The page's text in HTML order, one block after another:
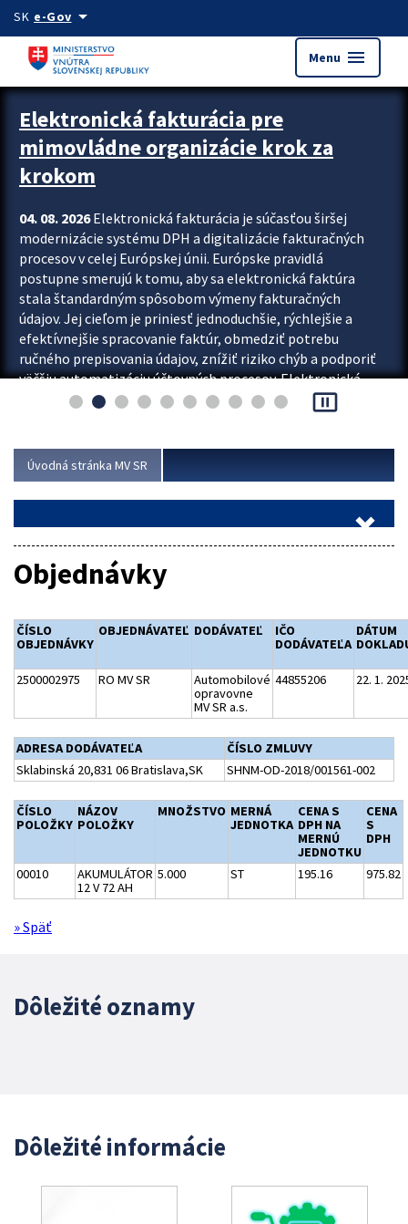
Preskocit na hlavný obsah
SK e-Govarrow_drop_down
Menu menu
Zastavit automatický posun upútavok
Elektronická fakturácia pre
mimovládne organizácie krok za
krokom
04. 08. 2026Elektronická fakturácia je súčasťou širšej
modernizácie systému DPH a digitalizácie fakturačných
procesov v celej Európskej únii. Európske pravidlá
postupne smerujú k tomu, aby sa elektronická faktúra
stala štandardným spôsobom výmeny fakturačných
údajov. Jej cieľom je priniesť jednoduchšie, rýchlejšie a
efektívnejšie spracovanie faktúr, obmedziť potrebu
ručného prepisovania údajov, znížiť riziko chýb a podporiť
väčšiu automatizáciu účtovných procesov. Elektronická
fakturácia preto nepredstavuje...
pause_presentation
Úvodná stránka MV SR
Objednávky
ČÍSLO
OBJEDNÁVKY
OBJEDNÁVATEĽ DODÁVATEĽ
IČO
DODÁVATEĽA
DÁTUM
2500002975 RO MV SR
Automobilové
opravovne
MV SR a.s.
44855206 22. 1.
ADRESA DODÁVATEĽA
ČÍSLO ZMLUVY
Sklabinská 20,831 06 Bratislava,SK
SHNM-OD-2018/001561-002
ČÍSLO
POLOŽKY
NÁZOV
POLOŽKY
MNOŽSTVO MERNÁ
JEDNOTKA
CENA S
DPH NA
MERNÚ
JEDNOTKU
CENA
S
DPH
00010
AKUMULÁTOR
12 V 72 AH
5.000 ST 195.16 975.82
» Späť
Dôležité oznamy
Dôležité informácie